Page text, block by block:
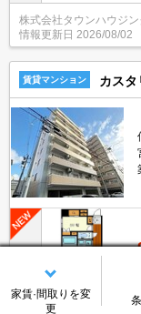
す★賃貸物件のお
株式会社タウンハウジ
情報更新日 2026/08/02
賃貸マンション カスタ
画像：14枚
家賃·間取りを変
更